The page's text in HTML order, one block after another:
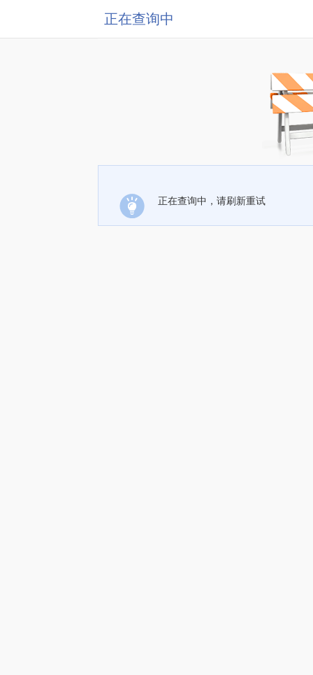
正在查询中
正在查询中，请刷新重试